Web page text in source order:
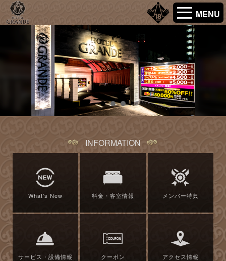
MENU
INFORMATION
What's New 料金・客室情報 メンバー特典
サービス・設備情報 クーポン アクセス情報